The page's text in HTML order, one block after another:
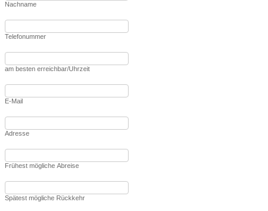
Nachname
Telefonummer
am besten erreichbar/Uhrzeit
E-Mail
Adresse
Frühest mögliche Abreise
Spätest mögliche Rückkehr